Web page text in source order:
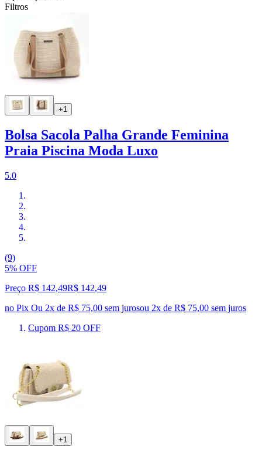
Filtros
+1
Bolsa Sacola Palha Grande Feminina
Praia Piscina Moda Luxo
5.0
(9)
5% OFF
Preço R$ 142,49R$ 142,49
no Pix Ou 2x de R$ 75,00 sem jurosou 2x de R$ 75,00 sem juros
Cupom R$ 20 OFF
+1